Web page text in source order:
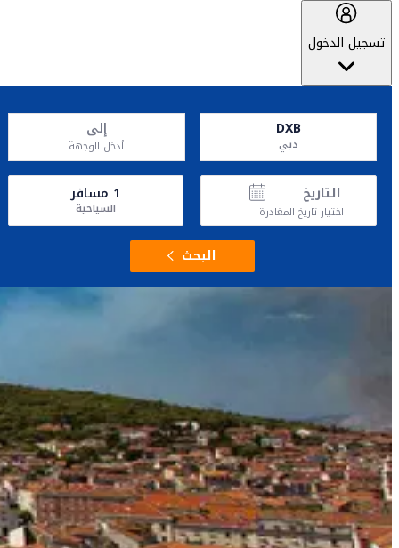
تسجيل الدخول
DXB
دبي
إلى
أدخل الوجهة
التاريخ
اختيار تاريخ المغادرة
1 مسافر
السياحية
البحث